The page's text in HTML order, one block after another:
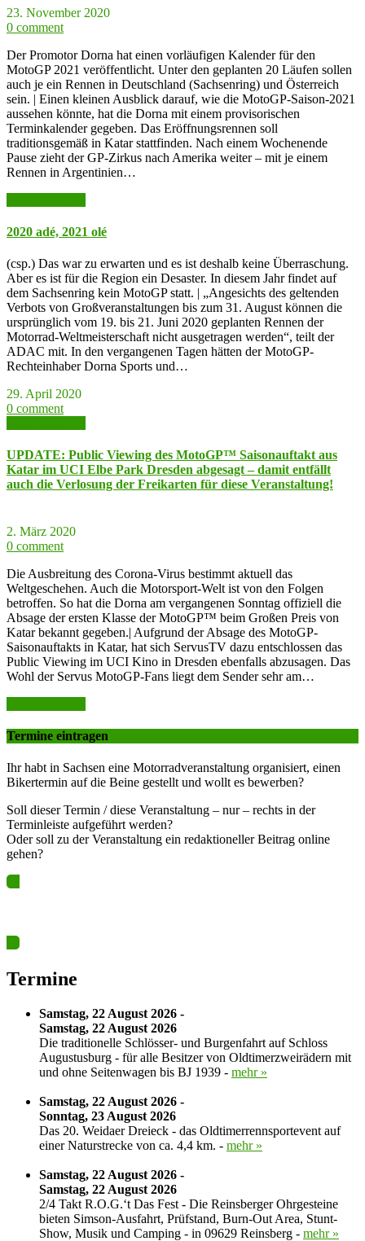
23. November 2020
0 comment
Der Promotor Dorna hat einen vorläufigen Kalender für den
MotoGP 2021 veröffentlicht. Unter den geplanten 20 Läufen sollen
auch je ein Rennen in Deutschland (Sachsenring) und Österreich
sein. | Einen kleinen Ausblick darauf, wie die MotoGP-Saison-2021
aussehen könnte, hat die Dorna mit einem provisorischen
Terminkalender gegeben. Das Eröffnungsrennen soll
traditionsgemäß in Katar stattfinden. Nach einem Wochenende
Pause zieht der GP-Zirkus nach Amerika weiter – mit je einem
Rennen in Argentinien…
2020 adé, 2021 olé
(csp.) Das war zu erwarten und es ist deshalb keine Überraschung.
Aber es ist für die Region ein Desaster. In diesem Jahr findet auf
dem Sachsenring kein MotoGP statt. | „Angesichts des geltenden
Verbots von Großveranstaltungen bis zum 31. August können die
ursprünglich vom 19. bis 21. Juni 2020 geplanten Rennen der
Motorrad-Weltmeisterschaft nicht ausgetragen werden“, teilt der
ADAC mit. In den vergangenen Tagen hätten der MotoGP-
Rechteinhaber Dorna Sports und…
29. April 2020
0 comment
UPDATE: Public Viewing des MotoGP™ Saisonauftakt aus
Katar im UCI Elbe Park Dresden abgesagt – damit entfällt
auch die Verlosung der Freikarten für diese Veranstaltung!
2. März 2020
0 comment
Die Ausbreitung des Corona-Virus bestimmt aktuell das
Weltgeschehen. Auch die Motorsport-Welt ist von den Folgen
betroffen. So hat die Dorna am vergangenen Sonntag offiziell die
Absage der ersten Klasse der MotoGP™ beim Großen Preis von
Katar bekannt gegeben.| Aufgrund der Absage des MotoGP-
Saisonauftakts in Katar, hat sich ServusTV dazu entschlossen das
Public Viewing im UCI Kino in Dresden ebenfalls abzusagen. Das
Wohl der Servus MotoGP-Fans liegt dem Sender sehr am…
Termine eintragen
Ihr habt in Sachsen eine Motorradveranstaltung organisiert, einen
Bikertermin auf die Beine gestellt und wollt es bewerben?
Soll dieser Termin / diese Veranstaltung – nur – rechts in der
Terminleiste aufgeführt werden?
Oder soll zu der Veranstaltung ein redaktioneller Beitrag online
gehen?
Termine
Samstag, 22 August 2026 -
Samstag, 22 August 2026
Die traditionelle Schlösser- und Burgenfahrt auf Schloss
Augustusburg - für alle Besitzer von Oldtimerzweirädern mit
und ohne Seitenwagen bis BJ 1939 - mehr »
Samstag, 22 August 2026 -
Sonntag, 23 August 2026
Das 20. Weidaer Dreieck - das Oldtimerrennsportevent auf
einer Naturstrecke von ca. 4,4 km. - mehr »
Samstag, 22 August 2026 -
Samstag, 22 August 2026
2/4 Takt R.O.G.‘t Das Fest - Die Reinsberger Ohrgesteine
bieten Simson-Ausfahrt, Prüfstand, Burn-Out Area, Stunt-
Show, Musik und Camping - in 09629 Reinsberg - mehr »